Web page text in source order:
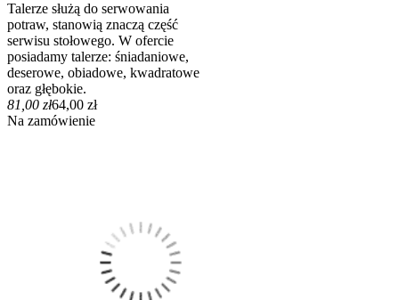
Talerze służą do serwowania
potraw, stanowią znaczą część
serwisu stołowego. W ofercie
posiadamy talerze: śniadaniowe,
deserowe, obiadowe, kwadratowe
oraz głębokie.
81,00 zł64,00 zł
Na zamówienie